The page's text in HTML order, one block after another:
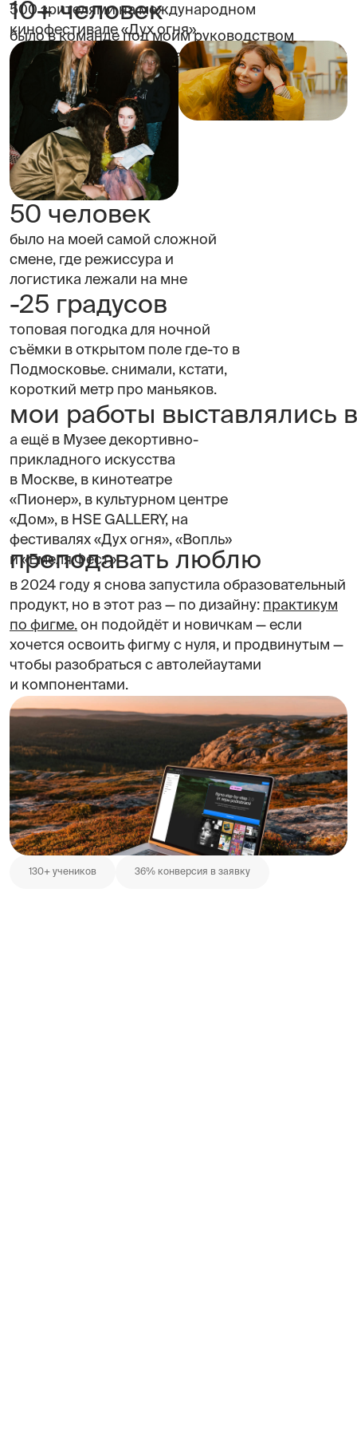
10+ человек
было в команде под моим руководством
а я задала себе вопрос: в чём я хочу развиваться
дальше? и поняла, что ЕГЭ меня больше
не цеплял. самой любимой частью работы был
дизайн.
500 зрителями на международном
кинофестивале «Дух огня».
50 человек
было на моей самой сложной
смене, где режиссура и
логистика лежали на мне
-25 градусов
топовая погодка для ночной
съёмки в открытом поле где-то в
Подмосковье. снимали, кстати,
короткий метр про маньяков.
мои работы выставлялись
а ещё в Музее декортивно-
прикладного искусства
в Москве, в кинотеатре
«Пионер», в культурном центре
«Дом», в HSE GALLERY, на
фестивалях «Дух огня», «Вопль»
и «Емеля.Фест»
преподавать люблю
в 2024 году я снова запустила образовательный
продукт, но в этот раз — по дизайну: практикум
по фигме. он подойдёт и новичкам — если
хочется освоить фигму с нуля, и продвинутым —
чтобы разобраться с автолейаутами
и компонентами.
130+ учеников 36% конверсия в заявку